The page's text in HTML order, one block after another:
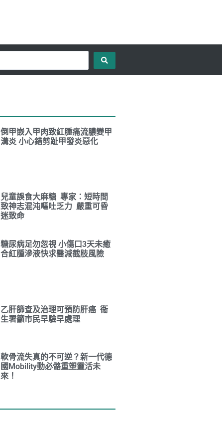
倒甲嵌入甲肉致紅腫痛流膿變甲
溝炎 小心錯剪趾甲發炎惡化
兒童誤食大麻糖 專家：短時間
致神志混沌嘔吐乏力 嚴重可昏
迷致命
糖尿病足勿忽視 小傷口3天未癒
合紅腫滲液快求醫減截肢風險
乙肝篩查及治理可預防肝癌 衞
生署籲市民早驗早處理
軟骨流失真的不可逆？新一代德
國Mobility動必骼重塑靈活未
來！